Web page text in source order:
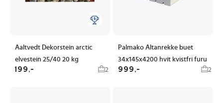
Aaltvedt Dekorstein arctic
elvestein 25/40 20 kg
199,- 2
Palmako Altanrekke buet
34x145x4200 hvit kvistfri furu
999,- 2